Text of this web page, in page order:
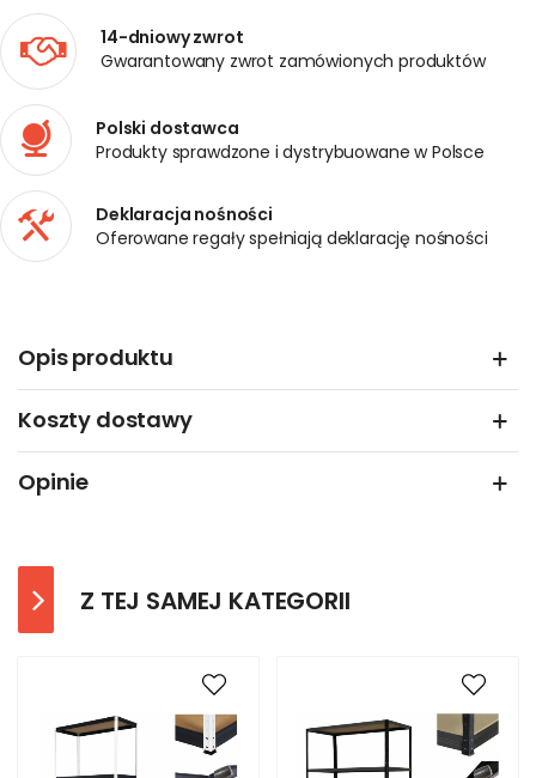
14-dniowy zwrot
Gwarantowany zwrot zamówionych produktów
Polski dostawca
Produkty sprawdzone i dystrybuowane w Polsce
Deklaracja nośności
Oferowane regały spełniają deklarację nośności
Opis produktu
Koszty dostawy
Opinie
Z TEJ SAMEJ KATEGORII